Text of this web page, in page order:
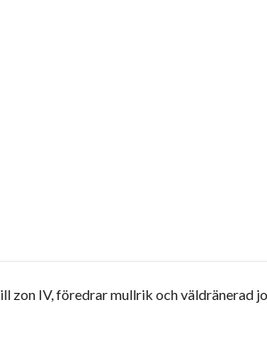
zon IV, föredrar mullrik och väldränerad